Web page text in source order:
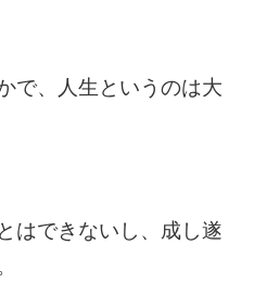
で、人生というのは大
はできないし、成し遂